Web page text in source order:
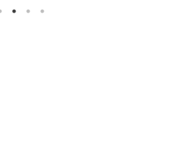
、出入口崇仁農園で育てら